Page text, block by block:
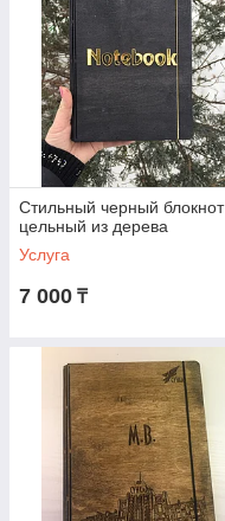
Стильный черный блокнот
цельный из дерева
Услуга
7 000 ₸